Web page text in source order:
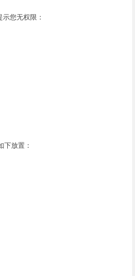
您无权限：
下放置：